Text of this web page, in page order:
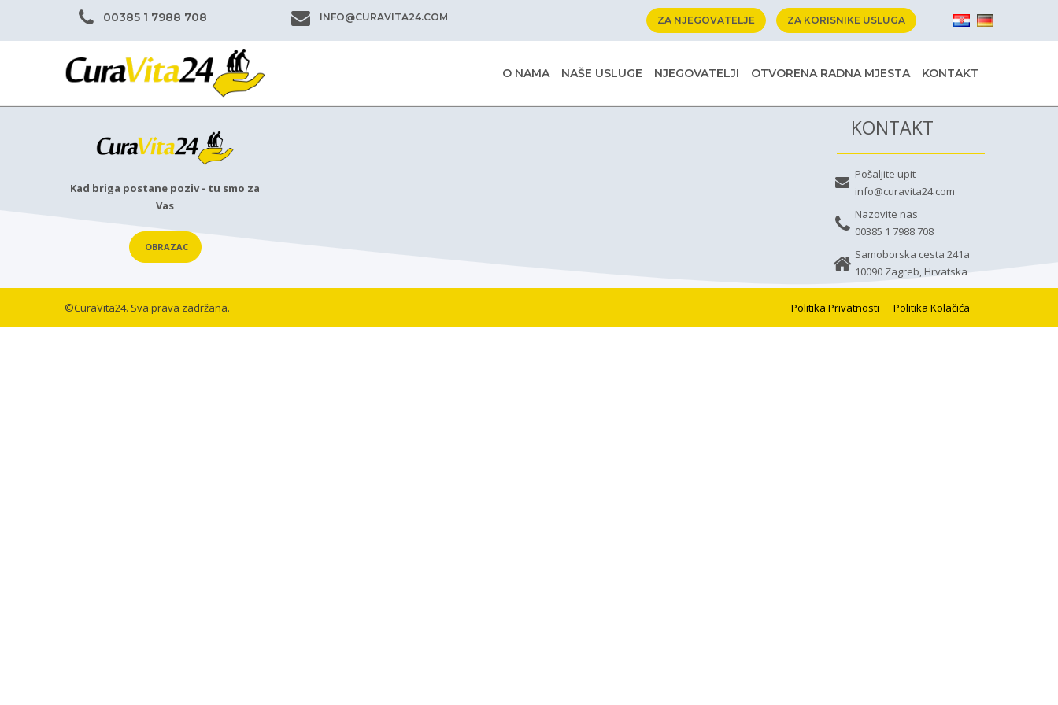
00385 1 7988 708 INFO@CURAVITA24.COM ZA NJEGOVATELJE ZA KORISNIKE USLUGA
O NAMA NAŠE USLUGE NJEGOVATELJI OTVORENA RADNA MJESTA KONTAKT
Kad briga postane poziv - tu smo za
Vas
OBRAZAC
KONTAKT
Pošaljite upit
info@curavita24.com
Nazovite nas
00385 1 7988 708
Samoborska cesta 241a
10090 Zagreb, Hrvatska
©CuraVita24. Sva prava zadržana. Politika Privatnosti Politika Kolačića